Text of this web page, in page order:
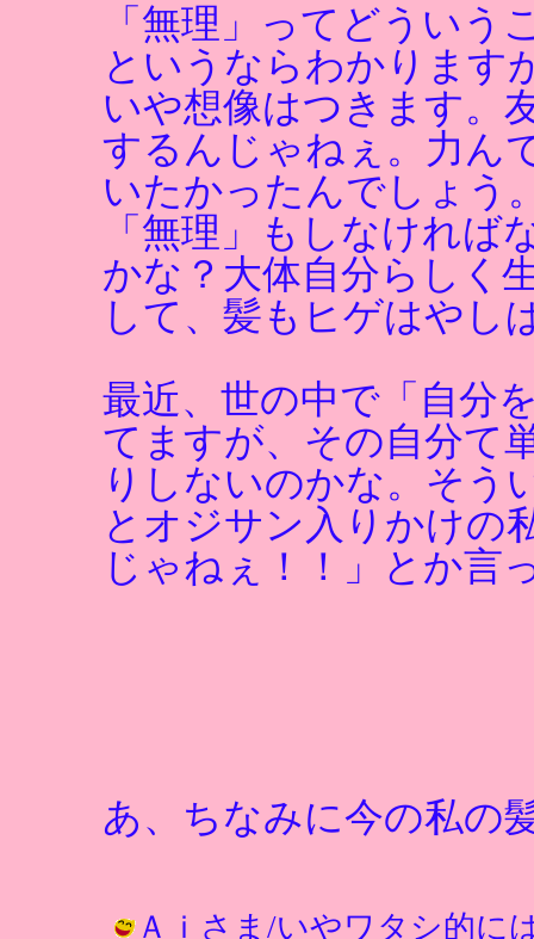
「無理」ってどういう
というならわかります
いや想像はつきます。
するんじゃねぇ。力ん
いたかったんでしょう
「無理」もしなければ
かな？大体自分らしく
して、髪もヒゲはやし
最近、世の中で「自分
てますが、その自分て
りしないのかな。そう
とオジサン入りかけの
じゃねぇ！！」とか言
あ、ちなみに今の私の
Ａｉさま/いやワタシ的に